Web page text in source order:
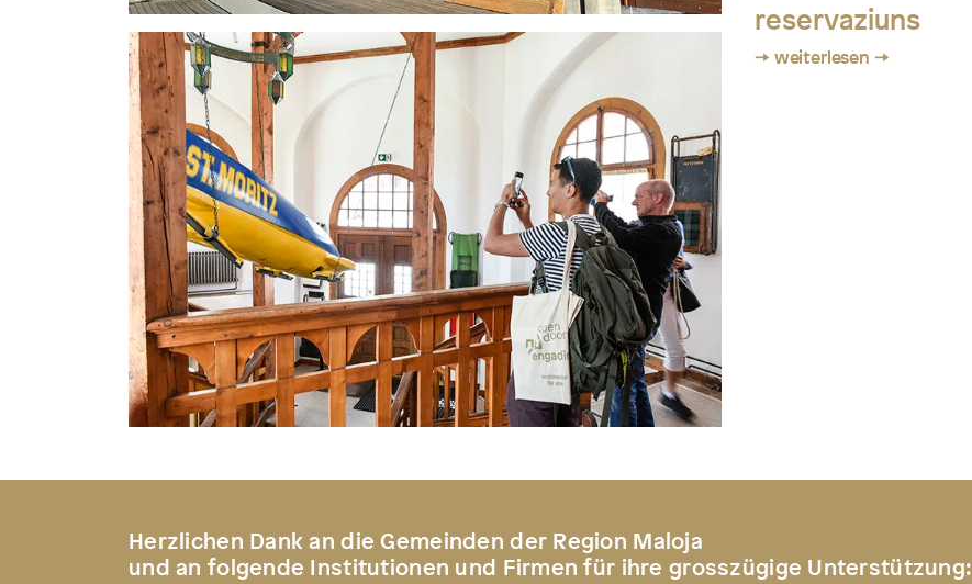
reservaziuns
→ weiterlesen
Herzlichen Dank an die Gemeinden der Region Maloja
und an folgende Institutionen und Firmen für ihre grosszügige Unterstützung: